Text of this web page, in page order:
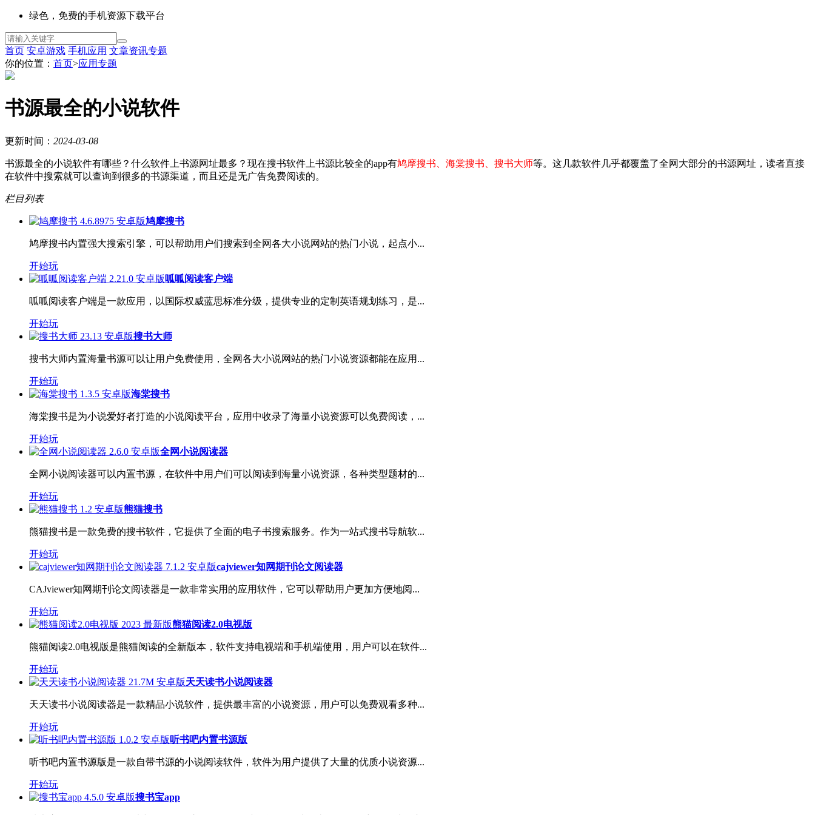
绿色，免费的手机资源下载平台
首页 安卓游戏 手机应用 文章资讯专题
你的位置： 首页>应用专题
书源最全的小说软件
更新时间： 2024-03-08
书源最全的小说软件有哪些？什么软件上书源网址最多？现在搜书软件上书源比较全的app有鸠摩搜书、海棠搜书、搜书大师等。这几款软件几乎都覆盖了全网大部分的书源网址，读者直接
在软件中搜索就可以查询到很多的书源渠道，而且还是无广告免费阅读的。
栏目列表
鸠摩搜书
鸠摩搜书内置强大搜索引擎，可以帮助用户们搜索到全网各大小说网站的热门小说，起点小...
开始玩
呱呱阅读客户端
呱呱阅读客户端是一款应用，以国际权威蓝思标准分级，提供专业的定制英语规划练习，是...
开始玩
搜书大师
搜书大师内置海量书源可以让用户免费使用，全网各大小说网站的热门小说资源都能在应用...
开始玩
海棠搜书
海棠搜书是为小说爱好者打造的小说阅读平台，应用中收录了海量小说资源可以免费阅读，...
开始玩
全网小说阅读器
全网小说阅读器可以内置书源，在软件中用户们可以阅读到海量小说资源，各种类型题材的...
开始玩
熊猫搜书
熊猫搜书是一款免费的搜书软件，它提供了全面的电子书搜索服务。作为一站式搜书导航软...
开始玩
cajviewer知网期刊论文阅读器
CAJviewer知网期刊论文阅读器是一款非常实用的应用软件，它可以帮助用户更加方便地阅...
开始玩
熊猫阅读2.0电视版
熊猫阅读2.0电视版是熊猫阅读的全新版本，软件支持电视端和手机端使用，用户可以在软件...
开始玩
天天读书小说阅读器
天天读书小说阅读器是一款精品小说软件，提供最丰富的小说资源，用户可以免费观看多种...
开始玩
听书吧内置书源版
听书吧内置书源版是一款自带书源的小说阅读软件，软件为用户提供了大量的优质小说资源...
开始玩
搜书宝app